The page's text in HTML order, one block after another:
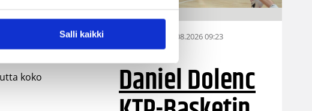
Salli kaikki
koko
07.08.2026 09:23
Daniel Dolenc